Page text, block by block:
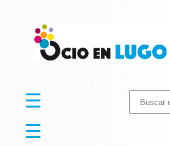
Buscar:
☰
☰